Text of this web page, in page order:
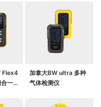
Flex4
一气
加拿大BW ultra 多种
气体检测仪